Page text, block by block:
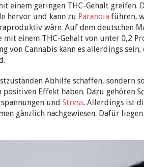
einem geringen THC-Gehalt greifen.
hervor und kann zu Paranoia führen,
wäre. Auf dem deutschen
einem THC-Gehalt von unter 0,2
von Cannabis kann es allerdings sein,
Abhilfe schaffen, sondern
Effekt haben. Dazu gehören
und Stress. Allerdings ist
gänzlich nachgewiesen. Dafür